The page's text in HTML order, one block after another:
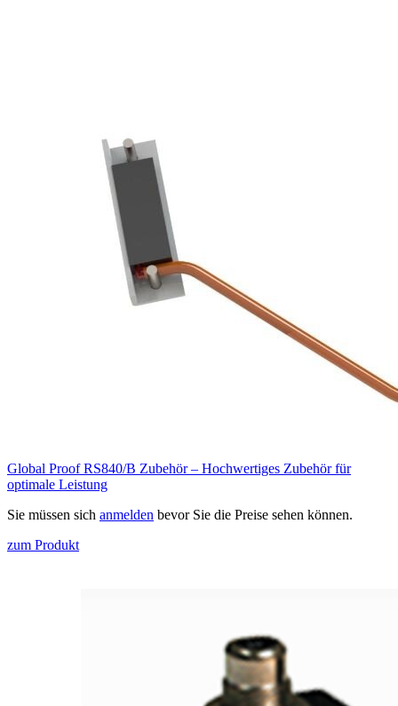
Global Proof RS840/B Zubehör – Hochwertiges Zubehör für
optimale Leistung
Sie müssen sich anmelden bevor Sie die Preise sehen können.
zum Produkt